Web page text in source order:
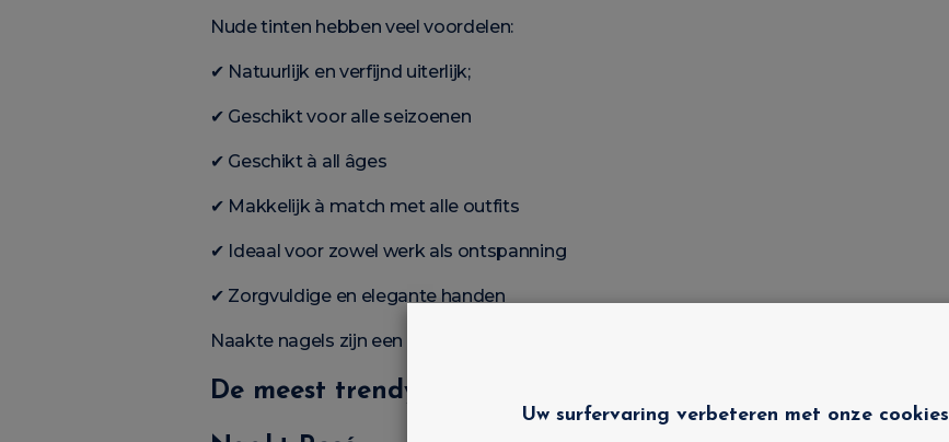
Nude tinten hebben veel voordelen:
✔ Natuurlijk en verfijnd uiterlijk;
✔ Geschikt voor alle seizoenen
✔ Geschikt à all âges
✔ Makkelijk à match met alle outfits
✔ Ideaal voor zowel werk als ontspanning
✔ Zorgvuldige en elegante handen
Naakte nagels zijn een waar symbool van ingetogen luxe geworden.
De meest trendy naaktkleuren in 2026
Uw surfervaring verbeteren met onze cookies